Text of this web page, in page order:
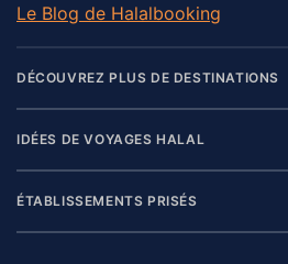
Le Blog de Halalbooking
DÉCOUVREZ PLUS DE DESTINATIONS
IDÉES DE VOYAGES HALAL
ÉTABLISSEMENTS PRISÉS